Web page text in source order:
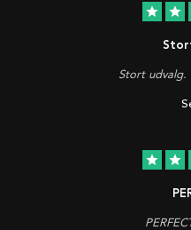
star star
Stort udvalg.
star star